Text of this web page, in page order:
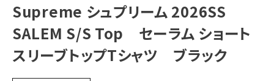
キャップ・ハット
ニット帽・ビーニー
Supreme シュプリーム 2026SS
SALEM S/S Top セーラム ショート
スリーブトップTシャツ ブラック